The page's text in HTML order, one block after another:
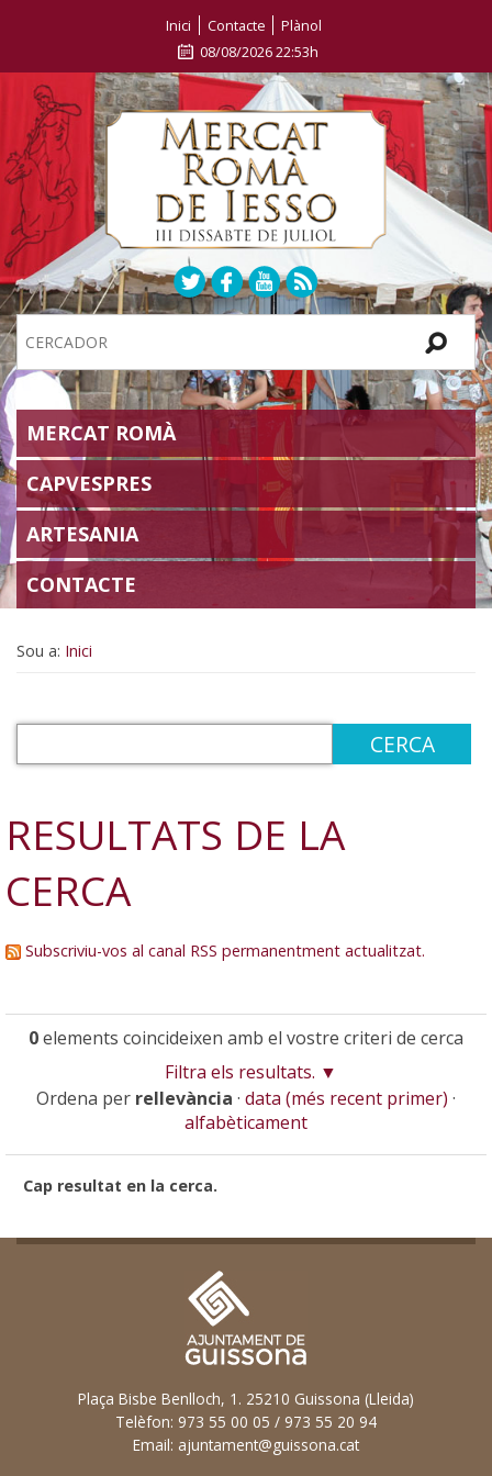
Inici Contacte
Plànol
08/08/2026 22:53h
Search
Site
SECTIONS
MERCAT ROMÀ
CAPVESPRES
ARTESANIA
CONTACTE
Sou a: Inici
RESULTATS DE LA
CERCA
Subscriviu-vos al canal RSS permanentment actualitzat.
0elements coincideixen amb el vostre criteri de cerca
Filtra els resultats.
Ordena per rellevància · data (més recent primer) ·
alfabèticament
Cap resultat en la cerca.
Plaça Bisbe Benlloch, 1. 25210 Guissona (Lleida)
Telèfon: 973 55 00 05 / 973 55 20 94
Email: ajuntament@guissona.cat